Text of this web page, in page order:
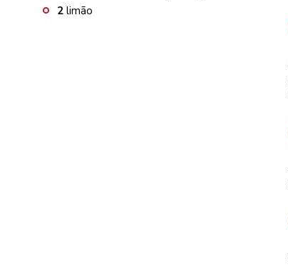
2 limão